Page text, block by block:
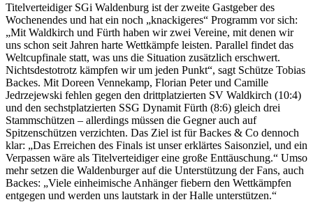
Titelverteidiger SGi Waldenburg ist der zweite Gastgeber des
Wochenendes und hat ein noch „knackigeres“ Programm vor sich:
„Mit Waldkirch und Fürth haben wir zwei Vereine, mit denen wir
uns schon seit Jahren harte Wettkämpfe leisten. Parallel findet das
Weltcupfinale statt, was uns die Situation zusätzlich erschwert.
Nichtsdestotrotz kämpfen wir um jeden Punkt“, sagt Schütze Tobias
Backes. Mit Doreen Vennekamp, Florian Peter und Camille
Jedrzejewski fehlen gegen den drittplatzierten SV Waldkirch (10:4)
und den sechstplatzierten SSG Dynamit Fürth (8:6) gleich drei
Stammschützen – allerdings müssen die Gegner auch auf
Spitzenschützen verzichten. Das Ziel ist für Backes & Co dennoch
klar: „Das Erreichen des Finals ist unser erklärtes Saisonziel, und ein
Verpassen wäre als Titelverteidiger eine große Enttäuschung.“ Umso
mehr setzen die Waldenburger auf die Unterstützung der Fans, auch
Backes: „Viele einheimische Anhänger fiebern den Wettkämpfen
entgegen und werden uns lautstark in der Halle unterstützen.“